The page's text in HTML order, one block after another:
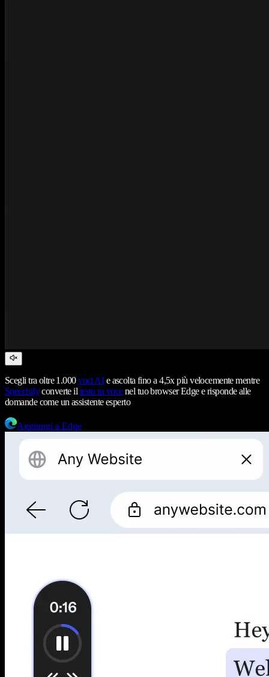
Scegli tra oltre 1.000voci AIe ascolta fino a 4,5x più velocemente mentre
Speechifyconverte il testo in vocenel tuo browser Edge e risponde alle
domande come un assistente esperto
Aggiungi a Edge